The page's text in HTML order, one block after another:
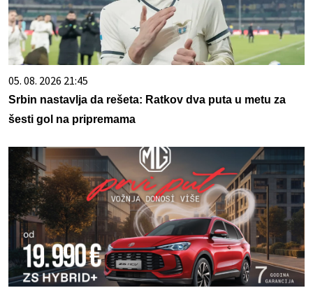
05. 08. 2026 21:45
Srbin nastavlja da rešeta: Ratkov dva puta u metu za
šesti gol na pripremama